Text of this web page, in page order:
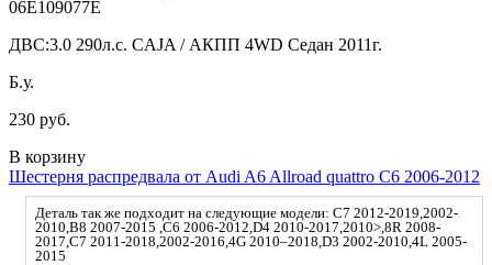
06E109077E
ДВС:3.0 290л.с. CAJA / АКПП 4WD Седан 2011г.
Б.у.
230 руб.
В корзину
Шестерня распредвала от Audi A6 Allroad quattro C6 2006-2012
Деталь так же подходит на следующие модели: C7 2012-2019,2002-
2010,B8 2007-2015 ,C6 2006-2012,D4 2010-2017,2010>,8R 2008-
2017,C7 2011-2018,2002-2016,4G 2010–2018,D3 2002-2010,4L 2005-
2015